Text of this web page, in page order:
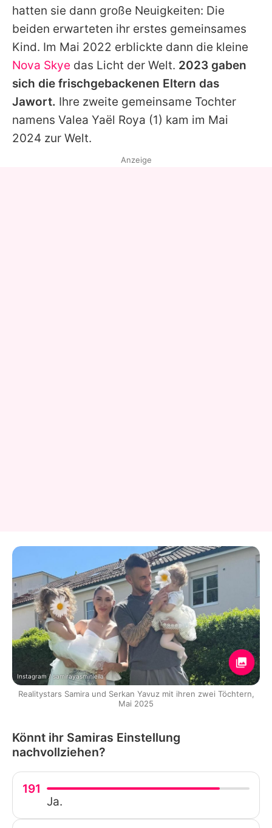
hatten sie dann große Neuigkeiten: Die
beiden erwarteten ihr erstes gemeinsames
Kind. Im Mai 2022 erblickte dann die kleine
Nova Skye das Licht der Welt. 2023 gaben
sich die frischgebackenen Eltern das
Jawort. Ihre zweite gemeinsame Tochter
namens Valea Yaël Roya (1) kam im Mai
2024 zur Welt.
Anzeige
Instagram / samirayasminleila
Realitystars Samira und Serkan Yavuz mit ihren zwei Töchtern,
Mai 2025
Könnt ihr Samiras Einstellung
nachvollziehen?
191
Ja.